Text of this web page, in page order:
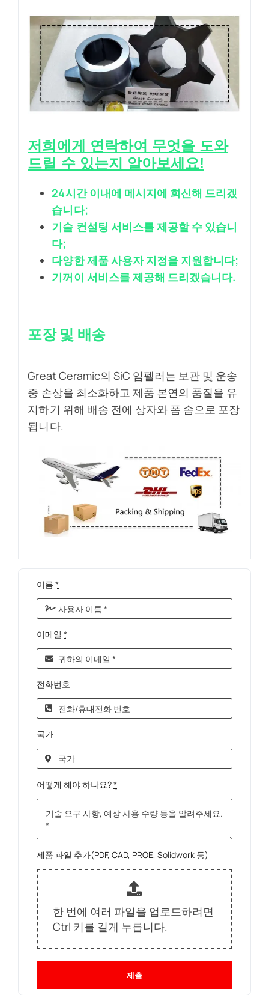
저희에게 연락하여 무엇을 도와
드릴 수 있는지 알아보세요!
24시간 이내에 메시지에 회신해 드리겠
습니다;
기술 컨설팅 서비스를 제공할 수 있습니
다;
다양한 제품 사용자 지정을 지원합니다;
기꺼이 서비스를 제공해 드리겠습니다.
포장 및 배송
Great Ceramic의 SiC 임펠러는 보관 및 운송
중 손상을 최소화하고 제품 본연의 품질을 유
지하기 위해 배송 전에 상자와 폼 솜으로 포장
됩니다.
이름 *
이메일 *
전화번호
국가
어떻게 해야 하나요?*
제품 파일 추가(PDF, CAD, PROE, Solidwork 등)
한 번에 여러 파일을 업로드하려면
Ctrl 키를 길게 누릅니다.
제출